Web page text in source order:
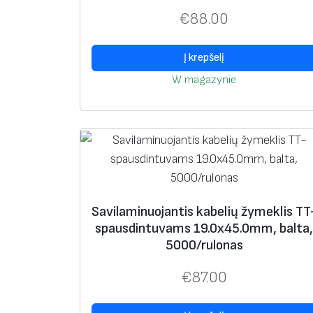
€88.00
Į krepšelį
W magazynie
Savilaminuojantis kabelių žymeklis
spausdintuvams 19.0х45.0mm, balta,
5000/rulonas
€87.00